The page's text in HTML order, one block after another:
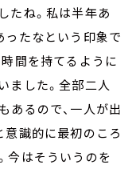
たね。私は半年あ
ったなという印象で
間を持てるように
ました。全部二人
あるので、一人が出
意識的に最初のころ
今はそういうのを